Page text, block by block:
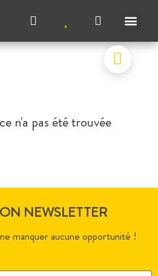
n'a pas été trouvée
NEWSLETTER
manquer aucune opportunité !